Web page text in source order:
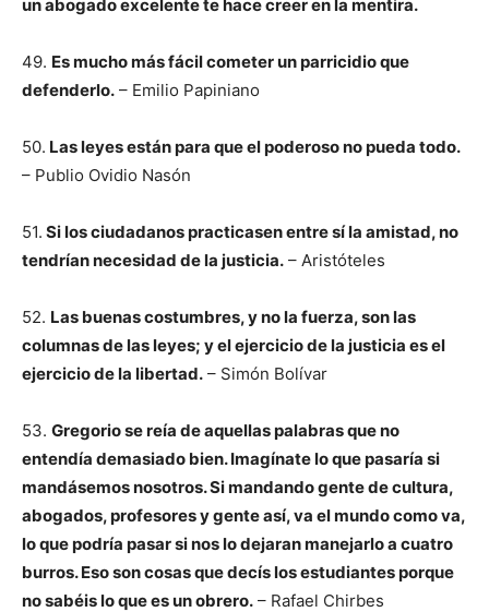
un abogado excelente te hace creer en la mentira.
49. Es mucho más fácil cometer un parricidio que
defenderlo. – Emilio Papiniano
50. Las leyes están para que el poderoso no pueda todo.
– Publio Ovidio Nasón
51. Si los ciudadanos practicasen entre sí la amistad, no
tendrían necesidad de la justicia. – Aristóteles
52. Las buenas costumbres, y no la fuerza, son las
columnas de las leyes; y el ejercicio de la justicia es el
ejercicio de la libertad. – Simón Bolívar
53. Gregorio se reía de aquellas palabras que no
entendía demasiado bien. Imagínate lo que pasaría si
mandásemos nosotros. Si mandando gente de cultura,
abogados, profesores y gente así, va el mundo como va,
lo que podría pasar si nos lo dejaran manejarlo a cuatro
burros. Eso son cosas que decís los estudiantes porque
no sabéis lo que es un obrero. – Rafael Chirbes